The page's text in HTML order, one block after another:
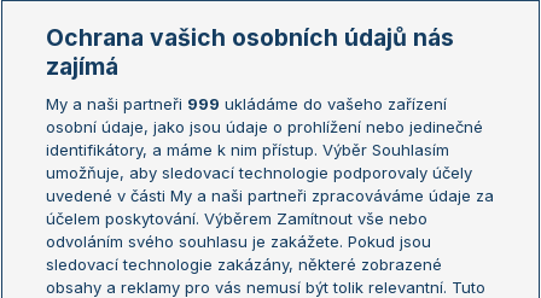
Žebříčky
Žebříček ATP (muži)
Žebříček WTA (ženy)
Sázkařský žebříček
Australian Open
French Open
Wimbledon
US Open
Turnaj mistrů
Turnaj mistryň
Ochrana vašich osobních údajů nás
zajímá
My a naši partneři 999 ukládáme do vašeho zařízení
osobní údaje, jako jsou údaje o prohlížení nebo jedinečné
identifikátory, a máme k nim přístup. Výběr Souhlasím
umožňuje, aby sledovací technologie podporovaly účely
uvedené v části My a naši partneři zpracováváme údaje za
účelem poskytování. Výběrem Zamítnout vše nebo
odvoláním svého souhlasu je zakážete. Pokud jsou
sledovací technologie zakázány, některé zobrazené
obsahy a reklamy pro vás nemusí být tolik relevantní. Tuto